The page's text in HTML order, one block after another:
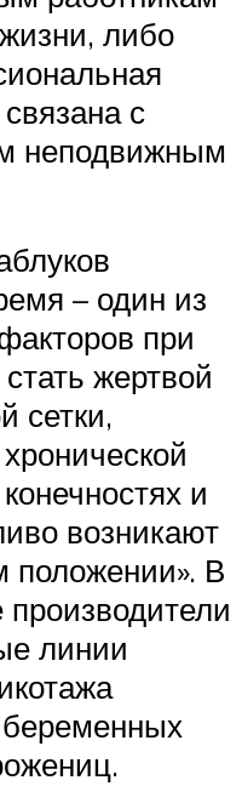
либо
с
неподвижным
– один из
при
жертвой
сетки,
и
возникают
положении». В
линии